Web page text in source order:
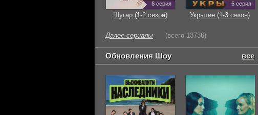
8 серия
Шугар (1-2 сезон)
6 серия
Укрытие (1-3 сезон)
Далее сериалы (всего 13736)
Обновления Шоу все